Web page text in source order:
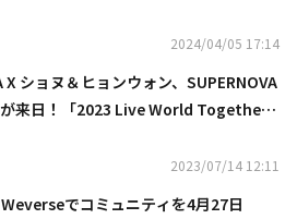
2024/04/05 17:14
X ショヌ＆ヒョンウォン、SUPERNOVA
来日！「2023 Live World Together i
2023/07/14 12:11
でコミュニティを4月27日